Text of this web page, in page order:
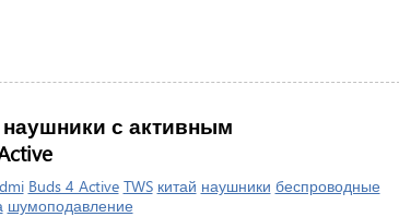
с активным
Buds 4 Active TWS китай наушники беспроводные
шумоподавление